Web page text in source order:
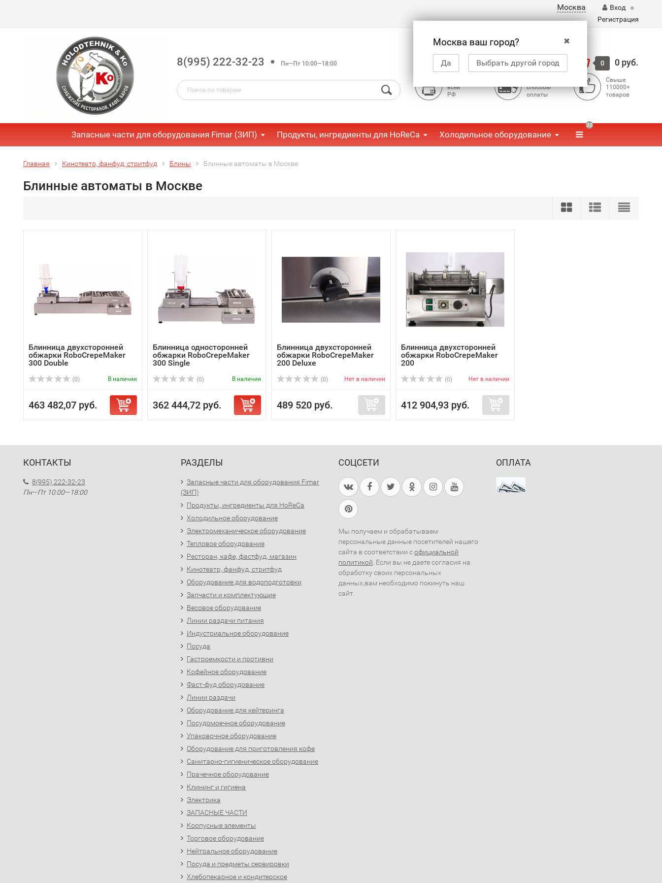
Москва
✖
Москва ваш город?
Да Выбрать другой город
Вход
Регистрация
8(995) 222-32-23 Пн—Пт 10:00—18:00 Корзина 0 0 руб.
всей
РФ
способы
оплаты
Свыше
110000+
товаров
Запасные части для оборудования Fimar (ЗИП) Продукты, ингредиенты для HoReCa Холодильное оборудование
32
Главная Кинотеатр, фанфуд, стритфуд Блины Блинные автоматы в Москве
Блинные автоматы в Москве
Блинница двухсторонней
обжарки RoboCrepeMaker
300 Double
(0) В наличии
463 482,07 руб.
Блинница односторонней
обжарки RoboCrepeMaker
300 Single
(0) В наличии
362 444,72 руб.
Блинница двухсторонней
обжарки RoboCrepeMaker
200 Deluxe
(0) Нет в наличии
489 520 руб.
Блинница двухсторонней
обжарки RoboCrepeMaker
200
(0) Нет в наличии
412 904,93 руб.
КОНТАКТЫ
8(995) 222-32-23
Пн—Пт 10:00—18:00
РАЗДЕЛЫ
Запасные части для оборудования Fimar
(ЗИП)
Продукты, ингредиенты для HoReCa
Холодильное оборудование
Электромеханическое оборудование
Тепловое оборудование
Ресторан, кафе, фастфуд, магазин
Кинотеатр, фанфуд, стритфуд
Оборудование для водоподготовки
Запчасти и комплектующие
Весовое оборудование
Линии раздачи питания
Индустриальное оборудование
Посуда
Гастроемкости и противни
Кофейное оборудование
Фаст-фуд оборудование
Линии раздачи
Оборудование для кейтеринга
Посудомоечное оборудование
Упаковочное оборудование
Оборудование для приготовления кофе
Санитарно-гигиеническое оборудование
Прачечное оборудование
Клининг и гигиена
Электрика
ЗАПАСНЫЕ ЧАСТИ
Корпусные элементы
Торговое оборудование
Нейтральное оборудование
Посуда и предметы сервировки
Хлебопекарное и кондитерское
СОЦСЕТИ
Мы получаем и обрабатываем
персональные данные посетителей нашего
сайта в соответствии софициальной
политикой . Если вы не даете согласия на
обработку своих персональных
данных,вам необходимо покинуть наш
сайт.
ОПЛАТА